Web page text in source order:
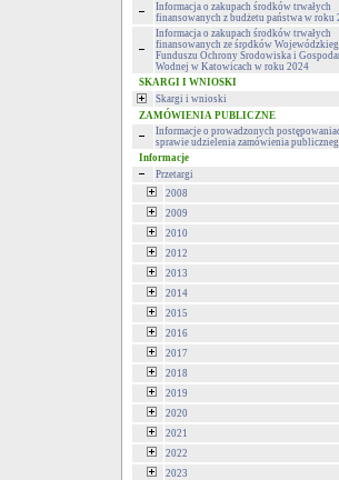
Informacja o zakupach środków trwałych
finansowanych z budżetu państwa w roku
Informacja o zakupach środków trwałych
finansowanych ze środków
Funduszu Ochrony Środowiska i
Wodnej w Katowicach w roku 2024
SKARGI I WNIOSKI
Skargi i wnioski
ZAMÓWIENIA PUBLICZNE
Informacje o prowadzonych
sprawie udzielenia zamówienia
Informacje
Przetargi
2008
2009
2010
2012
2013
2014
2015
2016
2017
2018
2019
2020
2021
2022
2023